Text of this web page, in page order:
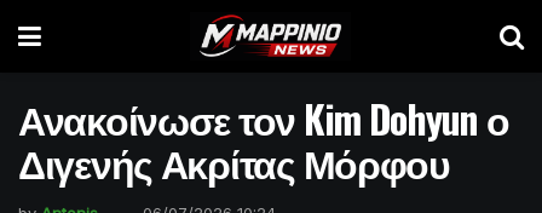
Ανακοίνωσε τον Kim Dohyun ο
Διγενής Ακρίτας Μόρφου